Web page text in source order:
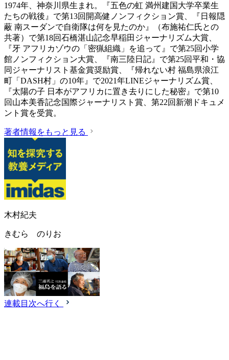
1974年、神奈川県生まれ。『五色の虹 満州建国大学卒業生
たちの戦後』で第13回開高健ノンフィクション賞、『日報隠
蔽 南スーダンで自衛隊は何を見たのか』（布施祐仁氏との
共著）で第18回石橋湛山記念早稲田ジャーナリズム大賞、
『牙 アフリカゾウの「密猟組織」を追って』で第25回小学
館ノンフィクション大賞、『南三陸日記』で第25回平和・協
同ジャーナリスト基金賞奨励賞、『帰れない村 福島県浪江
町「DASH村」の10年』で2021年LINEジャーナリズム賞、
『太陽の子 日本がアフリカに置き去りにした秘密』で第10
回山本美香記念国際ジャーナリスト賞、第22回新潮ドキュメ
ント賞を受賞。
著者情報をもっと見る
木村紀夫
きむら のりお
連載目次へ行く